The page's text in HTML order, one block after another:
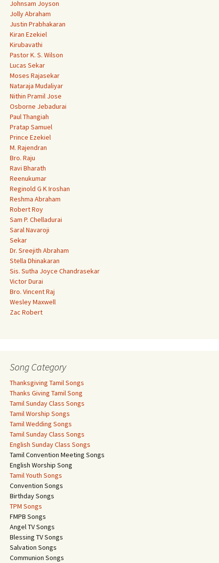
Johnsam Joyson
Jolly Abraham
Justin Prabhakaran
Kiran Ezekiel
Kirubavathi
Pastor K. S. Wilson
Lucas Sekar
Moses Rajasekar
Nataraja Mudaliyar
Nithin Pramil Jose
Osborne Jebadurai
Paul Thangiah
Pratap Samuel
Prince Ezekiel
M. Rajendran
Bro. Raju
Ravi Bharath
Reenukumar
Reginold G K Iroshan
Reshma Abraham
Robert Roy
Sam P. Chelladurai
Saral Navaroji
Sekar
Dr. Sreejith Abraham
Stella Dhinakaran
Sis. Sutha Joyce Chandrasekar
Victor Durai
Bro. Vincent Raj
Wesley Maxwell
Zac Robert
Song Category
Thanksgiving Tamil Songs
Thanks Giving Tamil Song
Tamil Sunday Class Songs
Tamil Worship Songs
Tamil Wedding Songs
Tamil Sunday Class Songs
English Sunday Class Songs
Tamil Convention Meeting Songs
English Worship Song
Tamil Youth Songs
Convention Songs
Birthday Songs
TPM Songs
FMPB Songs
Angel TV Songs
Blessing TV Songs
Salvation Songs
Communion Songs